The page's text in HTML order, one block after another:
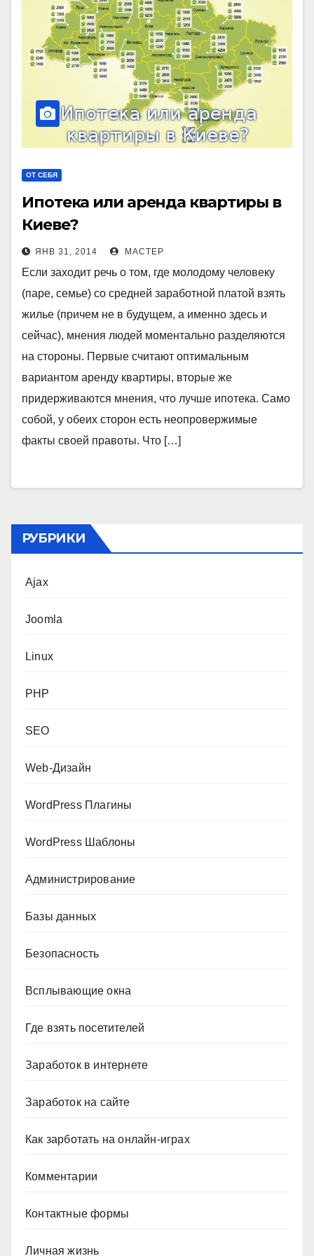
ОТ СЕБЯ
Ипотека или аренда квартиры в
Киеве?
ЯНВ 31, 2014 МАСТЕР
Если заходит речь о том, где молодому человеку
(паре, семье) со средней заработной платой взять
жилье (причем не в будущем, а именно здесь и
сейчас), мнения людей моментально разделяются
на стороны. Первые считают оптимальным
вариантом аренду квартиры, вторые же
придерживаются мнения, что лучше ипотека. Само
собой, у обеих сторон есть неопровержимые
факты своей правоты. Что […]
РУБРИКИ
Ajax
Joomla
Linux
PHP
SEO
Web-Дизайн
WordPress Плагины
WordPress Шаблоны
Администрирование
Базы данных
Безопасность
Всплывающие окна
Где взять посетителей
Заработок в интернете
Заработок на сайте
Как зарботать на онлайн-играх
Комментарии
Контактные формы
Личная жизнь